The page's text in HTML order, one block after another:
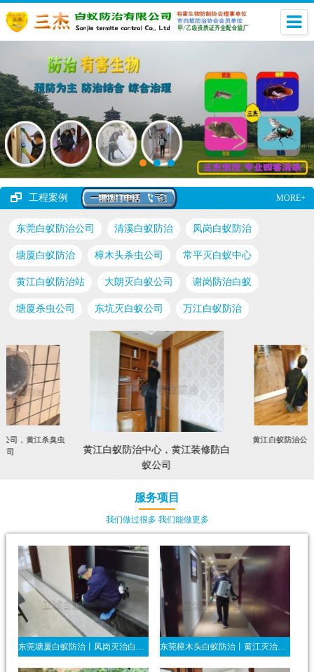
工程案例 MORE+
东莞白蚁防治公司 清溪白蚁防治 凤岗白蚁防治
塘厦白蚁防治 樟木头杀虫公司 常平灭白蚁中心
黄江白蚁防治站 大朗灭白蚁公司 谢岗防治白蚁
塘厦杀虫公司 东坑灭白蚁公司 万江白蚁防治
司，黄江杀臭虫
司
黄江白蚁防治中心，黄江装修防白
蚁公司
黄江白蚁防治公
服务项目
我们做过很多 我们能做更多